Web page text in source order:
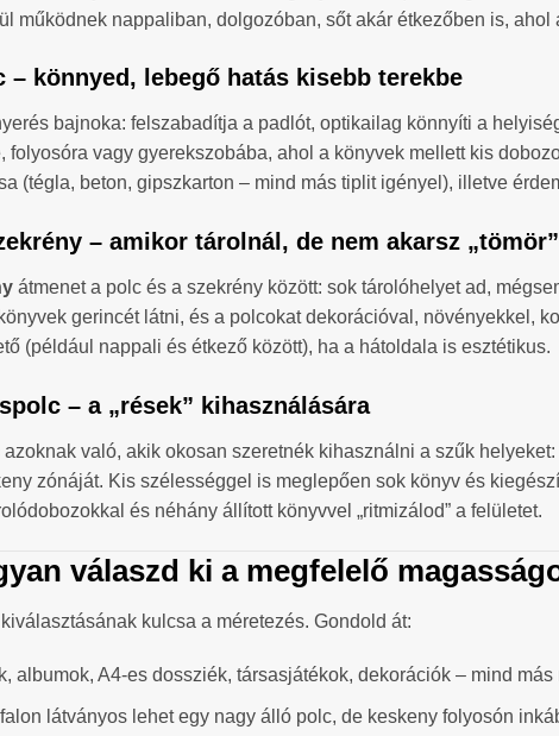
működnek nappaliban, dolgozóban, sőt akár étkezőben is,
– könnyed, lebegő hatás kisebb terekbe
bajnoka: felszabadítja a padlót, optikailag könnyíti a
folyosóra vagy gyerekszobába, ahol a könyvek mellett kis
(tégla, beton, gipszkarton – mind más tiplit igényel), illetve
– amikor tárolnál, de nem akarsz
átmenet a polc és a szekrény között: sok tárolóhelyet ad,
gerincét látni, és a polcokat dekorációval, növényekkel,
(például nappali és étkező között), ha a hátoldala is esztétikus.
– a „rések” kihasználására
azoknak való, akik okosan szeretnék kihasználni a szűk
zónáját. Kis szélességgel is meglepően sok könyv és
és néhány állított könyvvel „ritmizálod” a felületet.
válaszd ki a megfelelő
kulcsa a méretezés. Gondold át:
albumok, A4-es dossziék, társasjátékok, dekorációk – mind
látványos lehet egy nagy álló polc, de keskeny folyosón